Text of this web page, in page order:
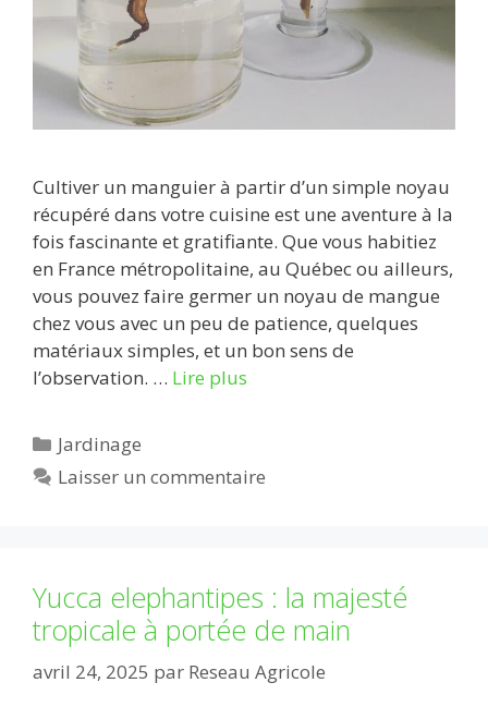
Cultiver un manguier à partir d’un simple noyau
récupéré dans votre cuisine est une aventure à la
fois fascinante et gratifiante. Que vous habitiez
en France métropolitaine, au Québec ou ailleurs,
vous pouvez faire germer un noyau de mangue
chez vous avec un peu de patience, quelques
matériaux simples, et un bon sens de
l’observation. … Lire plus
Catégories
Jardinage
Laisser un commentaire
Yucca elephantipes : la majesté
tropicale à portée de main
avril 24, 2025 par Reseau Agricole